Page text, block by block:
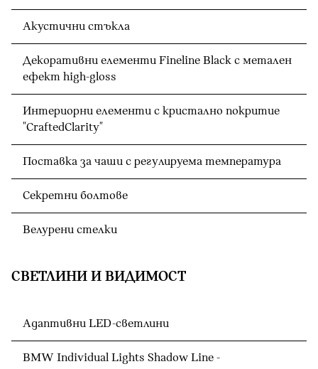
Акустични стъкла
Декоративни елементи Fineline Black с метален
ефект high-gloss
Интериорни елементи с кристално покритие
"CraftedClarity"
Поставка за чаши с регулируема температура
Секретни болтове
Велурени стелки
СВЕТЛИНИ И ВИДИМОСТ
Адаптивни LED-светлини
BMW Individual Lights Shadow Line -